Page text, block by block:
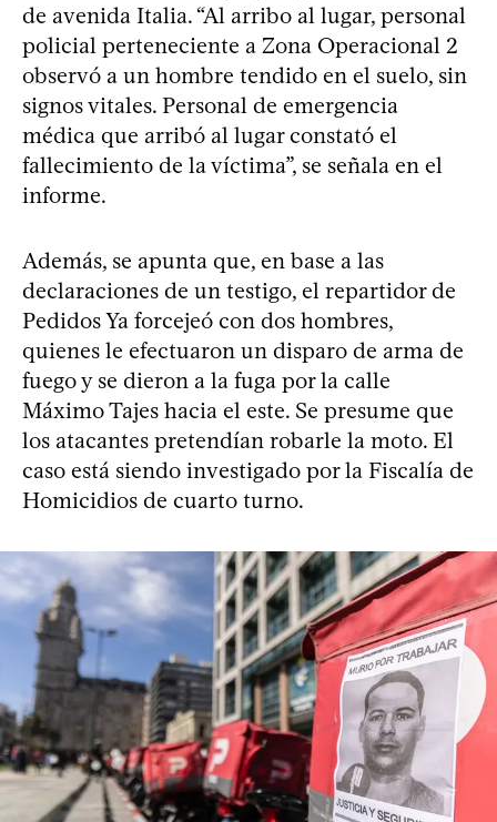
de avenida Italia. “Al arribo al lugar, personal
policial perteneciente a Zona Operacional 2
observó a un hombre tendido en el suelo, sin
signos vitales. Personal de emergencia
médica que arribó al lugar constató el
fallecimiento de la víctima”, se señala en el
informe.
Además, se apunta que, en base a las
declaraciones de un testigo, el repartidor de
Pedidos Ya forcejeó con dos hombres,
quienes le efectuaron un disparo de arma de
fuego y se dieron a la fuga por la calle
Máximo Tajes hacia el este. Se presume que
los atacantes pretendían robarle la moto. El
caso está siendo investigado por la Fiscalía de
Homicidios de cuarto turno.